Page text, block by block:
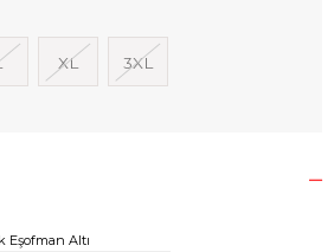
XL 3XL
Eşofman Altı